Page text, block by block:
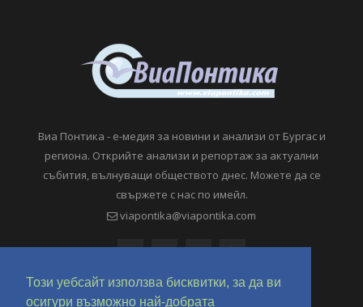
Този уебсайт използва бисквитки, за да ви
осигури възможно най-добрата
Виа Понтика - е-медия за новини и анализи от Бургас и
региона. Открийте анализи и репортаж за актуални
събития, вълнуващи обществото днес. Можете да се
свържете с нас по имейл.
viapontika@viapontika.com